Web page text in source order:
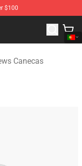
$100
Merchandise
Canecas